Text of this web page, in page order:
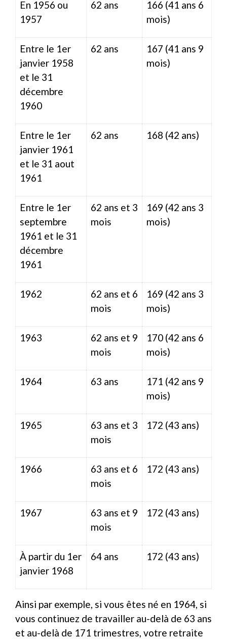
En 1956 ou
1957
62 ans
166 (41 ans 6
mois)
Entre le 1er
janvier 1958
et le 31
décembre
1960
62 ans
167 (41 ans 9
mois)
Entre le 1er
janvier 1961
et le 31 aout
1961
62 ans 168 (42 ans)
Entre le 1er
septembre
1961 et le 31
décembre
1961
62 ans et 3
mois
169 (42 ans 3
mois)
1962
62 ans et 6
mois
169 (42 ans 3
mois)
1963
62 ans et 9
mois
170 (42 ans 6
mois)
1964 63 ans
171 (42 ans 9
mois)
1965
63 ans et 3
mois
172 (43 ans)
1966
63 ans et 6
mois
172 (43 ans)
1967
63 ans et 9
mois
172 (43 ans)
À partir du 1er
janvier 1968
64 ans 172 (43 ans)
Ainsi par exemple, si vous êtes né en 1964, si
vous continuez de travailler au-delà de 63 ans
et au-delà de 171 trimestres, votre retraite